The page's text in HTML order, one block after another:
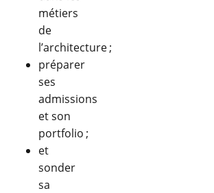
métiers
de
l’architecture ;
préparer
ses
admissions
et son
portfolio ;
et
sonder
sa